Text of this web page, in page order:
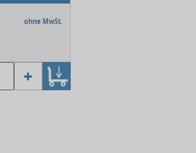
ohne MwSt.